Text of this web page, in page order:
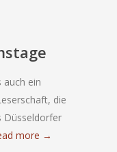
auch ein
die
Düsseldorfer
more →